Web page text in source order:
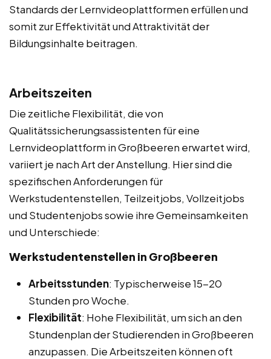
Standards der Lernvideoplattformen erfüllen und
somit zur Effektivität und Attraktivität der
Bildungsinhalte beitragen.
Arbeitszeiten
Die zeitliche Flexibilität, die von
Qualitätssicherungsassistenten für eine
Lernvideoplattform in Großbeeren erwartet wird,
variiert je nach Art der Anstellung. Hier sind die
spezifischen Anforderungen für
Werkstudentenstellen, Teilzeitjobs, Vollzeitjobs
und Studentenjobs sowie ihre Gemeinsamkeiten
und Unterschiede:
Werkstudentenstellen in Großbeeren
Arbeitsstunden: Typischerweise 15-20
Stunden pro Woche.
Flexibilität: Hohe Flexibilität, um sich an den
Stundenplan der Studierenden in Großbeeren
anzupassen. Die Arbeitszeiten können oft